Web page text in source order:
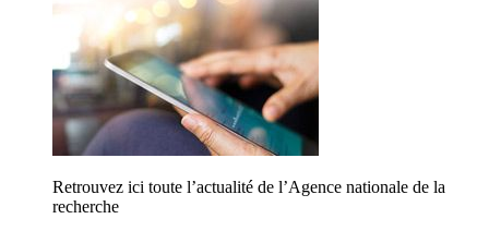
Retrouvez ici toute l’actualité de l’Agence nationale de la
recherche